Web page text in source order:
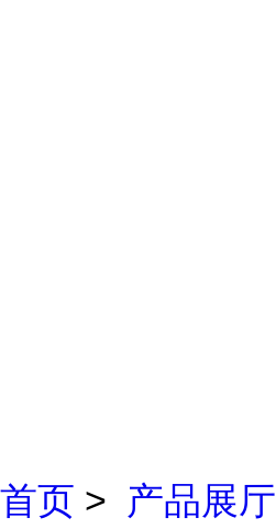
首页 > 产品展厅